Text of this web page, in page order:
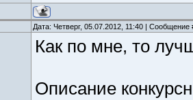
Почти в точку. Но
Дата: Четверг, 05.07.2012, 11:40 | Сообщение
Как по мне, то
Описание